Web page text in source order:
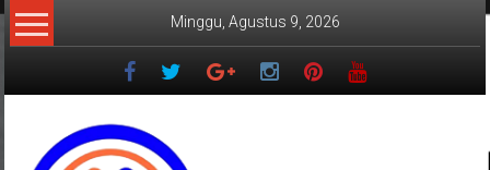
Lompat
ke
Minggu, Agustus 9, 2026